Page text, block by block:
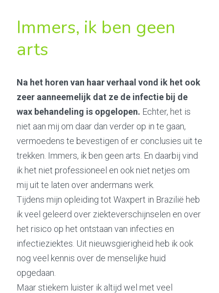
Immers, ik ben geen
arts
Na het horen van haar verhaal vond ik het ook
zeer aanneemelijk dat ze de infectie bij de
wax behandeling is opgelopen. Echter, het is
niet aan mij om daar dan verder op in te gaan,
vermoedens te bevestigen of er conclusies uit te
trekken. Immers, ik ben geen arts. En daarbij vind
ik het niet professioneel en ook niet netjes om
mij uit te laten over andermans werk.
Tijdens mijn opleiding tot Waxpert in Brazilië heb
ik veel geleerd over ziekteverschijnselen en over
het risico op het ontstaan van infecties en
infectieziektes. Uit nieuwsgierigheid heb ik ook
nog veel kennis over de menselijke huid
opgedaan.
Maar stiekem luister ik altijd wel met veel